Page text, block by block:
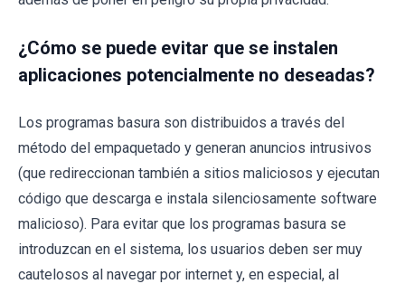
¿Cómo se puede evitar que se instalen
aplicaciones potencialmente no deseadas?
Los programas basura son distribuidos a través del
método del empaquetado y generan anuncios intrusivos
(que redireccionan también a sitios maliciosos y ejecutan
código que descarga e instala silenciosamente software
malicioso). Para evitar que los programas basura se
introduzcan en el sistema, los usuarios deben ser muy
cautelosos al navegar por internet y, en especial, al